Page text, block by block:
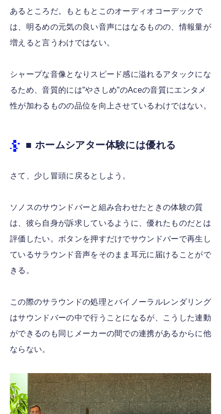
あるところだ。もともとこのオーディオコーデックで
は、明るめの元気の良い音声にはなるものの、情報量が
増えると言うわけではない。
シャープな音像となりスピード感に溢れるアタックにな
るため、音質的には”やさしめ”のAceの音質にエンタメ
性が加わるものの品位を向上させているわけではない。
■ ホームシアター体験には優れる
さて、少し冒頭に戻るとしよう。
ソノスのサウンドバーと組み合わせたときの体験の質
は、彼ら自身が訴求しているように、優れたものだとは
評価したい。ボタンを押すだけでサウンドバーで再生し
ているサラウンド音声をそのまま耳元に届けることがで
きる。
この際のサラウンドの処理とバイノーラルレンダリング
はサウンドバーの中で行うことになるが、こうした連動
ができるのも同じメーカーの間での連携があるからに他
ならない。